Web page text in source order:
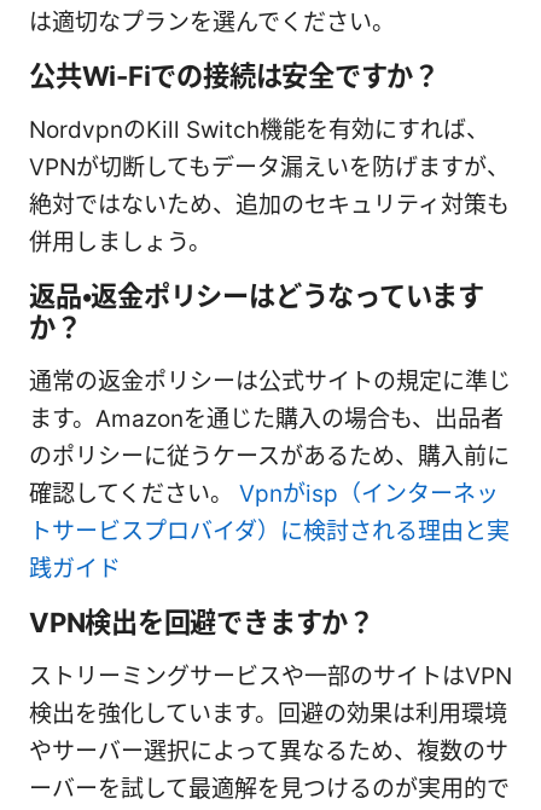
は適切なプランを選んでください。
公共Wi-Fiでの接続は安全ですか？
NordvpnのKill Switch機能を有効にすれば、
VPNが切断してもデータ漏えいを防げますが、
絶対ではないため、追加のセキュリティ対策も
併用しましょう。
返品・返金ポリシーはどうなっています
か？
通常の返金ポリシーは公式サイトの規定に準じ
ます。Amazonを通じた購入の場合も、出品者
のポリシーに従うケースがあるため、購入前に
確認してください。 Vpnがisp（インターネッ
トサービスプロバイダ）に検討される理由と実
践ガイド
VPN検出を回避できますか？
ストリーミングサービスや一部のサイトはVPN
検出を強化しています。回避の効果は利用環境
やサーバー選択によって異なるため、複数のサ
ーバーを試して最適解を見つけるのが実用的で